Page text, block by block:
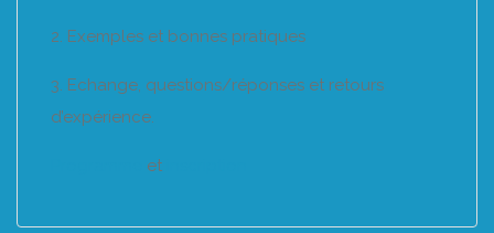
2. Exemples et bonnes pratiques
3. Echange, questions/réponses et retours
d’expérience.
et